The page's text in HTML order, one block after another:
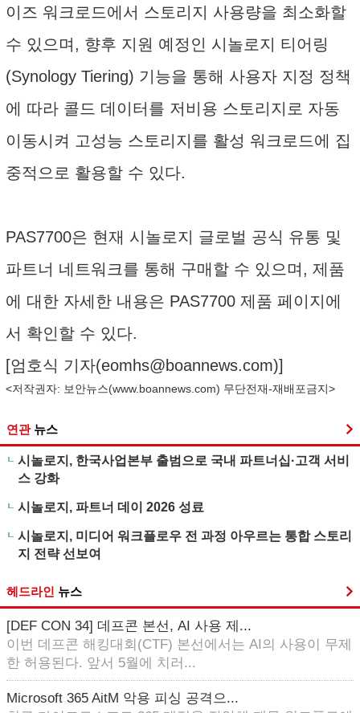
이즈 워크로드에서 스토리지 사용량을 최소화할
수 있으며, 향후 지원 예정인 시놀로지 티어링
(Synology Tiering) 기능을 통해 사용자 지정 정책
에 따라 콜드 데이터를 저비용 스토리지로 자동
이동시켜 고성능 스토리지를 활성 워크로드에 집
중적으로 활용할 수 있다.
PAS7700은 현재 시놀로지 글로벌 공식 유통 및
파트너 네트워크를 통해 구매할 수 있으며, 제품
에 대한 자세한 내용은 PAS7700 제품 페이지에
서 확인할 수 있다.
[엄호식 기자(eomhs@boannews.com)]
<저작권자: 보안뉴스(www.boannews.com) 무단전재-재배포금지>
연관 뉴스
시놀로지, 한국사업본부 출범으로 국내 파트너십·고객 서비
스 강화
시놀로지, 파트너 데이 2026 성료
시놀로지, 미디어 워크플로우 전 과정 아우르는 통합 스토리
지 전략 선보여
헤드라인 뉴스
[DEF CON 34] 데프콘 본선, AI 사용 제...
이번 데프콘 해킹대회(CTF) 본선에서는 AI의 사용이 무제
한 허용된다. 앞서 5월에 치러...
Microsoft 365 AitM 악용 피싱 공격으...